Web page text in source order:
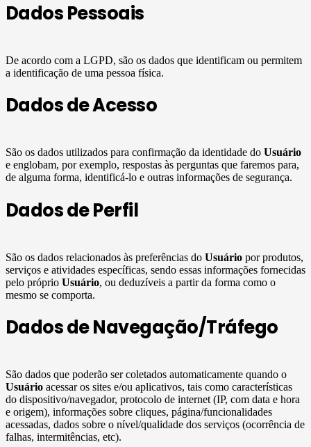
Dados Pessoais
De acordo com a LGPD, são os dados que identificam ou permitem
a identificação de uma pessoa física.
Dados de Acesso
São os dados utilizados para confirmação da identidade do Usuário
e englobam, por exemplo, respostas às perguntas que faremos para,
de alguma forma, identificá-lo e outras informações de segurança.
Dados de Perfil
São os dados relacionados às preferências do Usuário por produtos,
serviços e atividades específicas, sendo essas informações fornecidas
pelo próprio Usuário, ou deduzíveis a partir da forma como o
mesmo se comporta.
Dados de Navegação/Tráfego
São dados que poderão ser coletados automaticamente quando o
Usuário acessar os sites e/ou aplicativos, tais como características
do dispositivo/navegador, protocolo de internet (IP, com data e hora
e origem), informações sobre cliques, página/funcionalidades
acessadas, dados sobre o nível/qualidade dos serviços (ocorrência de
falhas, intermitências, etc).